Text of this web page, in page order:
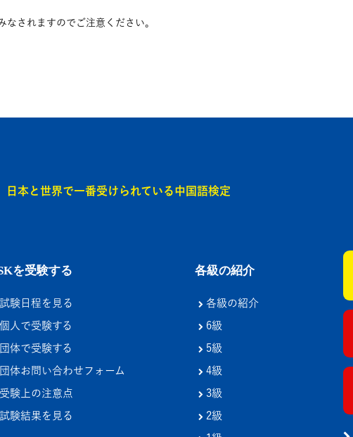
なされますのでご注意ください。
日本と世界で一番受けられている中国語検定
を受験する
験日程を見る
人で受験する
体で受験する
体お問い合わせフォーム
験上の注意点
験結果を見る
各級の紹介
各級の紹介
6級
5級
4級
3級
2級